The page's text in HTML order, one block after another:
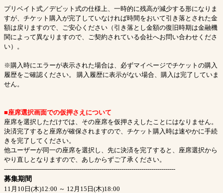
プリベイト式／デビット式の仕様上、一時的に残高が減少する形になりま
すが、チケット購入が完了していなければ時間をおいて引き落とされた金
額は戻りますので、ご安心ください（引き落とし金額の復旧時期は金融機
関によって異なりますので、ご契約されている会社へお問い合わせくださ
い）。
※購入時にエラーが表示された場合は、必ずマイページでチケットの購入
履歴をご確認ください。 購入履歴に表示がない場合、購入は完了していま
せん。
■座席選択画面での仮押さえについて
座席を選択しただけでは、その座席を仮押さえしたことにはなりません。
決済完了すると座席が確保されますので、チケット購入時は速やかに手続
きを完了してください。
他ユーザーが同一の座席を選択し、先に決済を完了すると、座席選択から
やり直しとなりますので、あしからずご了承ください。
--------------------------------------------------------------------------------------
募集期間
11月10日(木)12:00 ～ 12月15日(木)18:00